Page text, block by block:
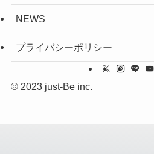
NEWS
プライバシーポリシー
©2023 just-Be inc.